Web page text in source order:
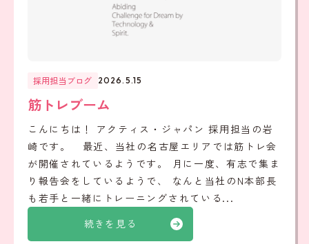
続きを見る
採用担当ブログ 2026.5.15
筋トレブーム
こんにちは！ アクティス・ジャパン 採用担当の岩
崎です。 最近、当社の名古屋エリアでは筋トレ会
が開催されているようです。 月に一度、有志で集ま
り報告会をしているようで、 なんと当社のN本部長
も若手と一緒にトレーニングされている...